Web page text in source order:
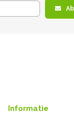
Informatie